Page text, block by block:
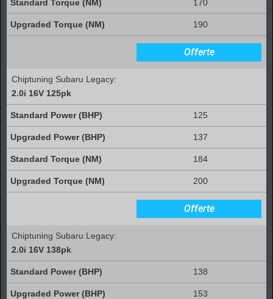
170
190
Offerte
Chiptuning Subaru Legacy:
2.0i 16V 125pk
125
137
184
200
Offerte
Chiptuning Subaru Legacy:
2.0i 16V 138pk
138
153